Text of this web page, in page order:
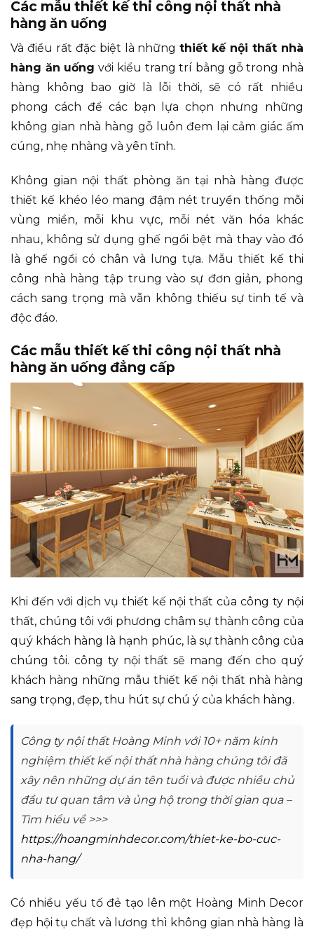
Các mẫu thiết kế thi công nội thất nhà
hàng ăn uống
Và điều rất đặc biệt là nhữngthiết kế nội thất nhà
hàng ăn uống với kiểu trang trí bằng gỗ trong nhà
hàng không bao giờ là lỗi thời, sẽ có rất nhiều
phong cách để các bạn lựa chọn nhưng những
không gian nhà hàng gỗ luôn đem lại cảm giác ấm
cúng, nhẹ nhàng và yên tĩnh.
Không gian nội thất phòng ăn tại nhà hàng được
thiết kế khéo léo mang đậm nét truyền thống mỗi
vùng miền, mỗi khu vực, mỗi nét văn hóa khác
nhau, không sử dụng ghế ngồi bệt mà thay vào đó
là ghế ngồi có chân và lưng tựa. Mẫu thiết kế thi
công nhà hàng tập trung vào sự đơn giản, phong
cách sang trọng mà vẫn không thiếu sự tinh tế và
độc đáo.
Các mẫu thiết kế thi công nội thất nhà
hàng ăn uống đẳng cấp
Khi đến với dịch vụ thiết kế nội thất của công ty nội
thất, chúng tôi với phương châm sự thành công của
quý khách hàng là hạnh phúc, là sự thành công của
chúng tôi. công ty nội thất sẽ mang đến cho quý
khách hàng những mẫu thiết kế nội thất nhà hàng
sang trọng, đẹp, thu hút sự chú ý của khách hàng.
Công ty nội thất Hoàng Minh với 10+ năm kinh
nghiệm thiết kế nội thất nhà hàng chúng tôi đã
xây nên những dự án tên tuổi và được nhiều chủ
đầu tư quan tâm và ủng hộ trong thời gian qua –
Tìm hiểu về >>>
https://hoangminhdecor.com/thiet-ke-bo-cuc-
nha-hang/
Có nhiều yếu tố đẻ tạo lên một Hoàng Minh Decor
đẹp hội tụ chất và lương thì không gian nhà hàng là